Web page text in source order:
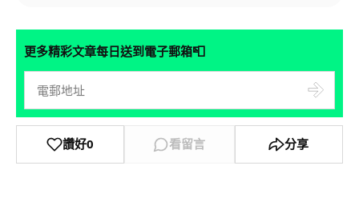
更多精彩文章每日送到電子郵箱📮
讚好0 看留言 分享